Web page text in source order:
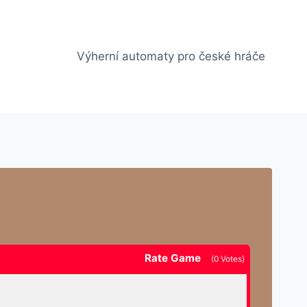
Výherní automaty pro české hráče
Rate Game (0 Votes)